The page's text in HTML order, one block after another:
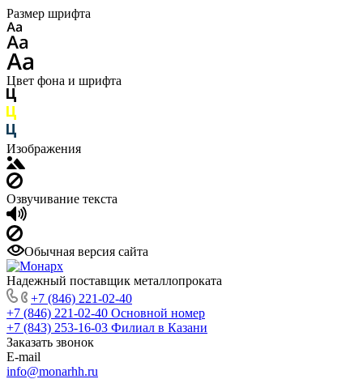
Размер шрифта
Цвет фона и шрифта
Изображения
Озвучивание текста
Обычная версия сайта
Надежный поставщик металлопроката
+7 (846) 221-02-40
+7 (846) 221-02-40 Основной номер
+7 (843) 253-16-03 Филиал в Казани
Заказать звонок
E-mail
info@monarhh.ru